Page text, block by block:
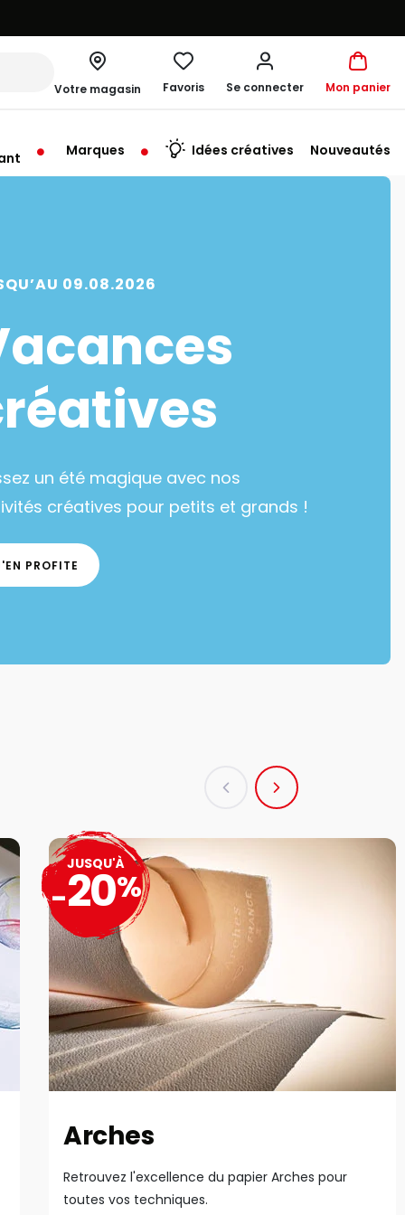
Votre magasin
à 10:00
Favoris Se connecter Mon panier
Marques Idées créatives Nouveautés
09.08.2026
un été magique avec nos
créatives pour petits et grands !
PROFITE
Arches
Retrouvez l'excellence du papier Arches pour
toutes vos techniques.
JUSQU'À
-20%